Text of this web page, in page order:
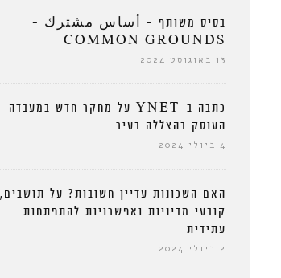
בסיס משותף – أساس مشترك –
COMMON GROUNDS
13 באוגוסט 2024
כתבה ב-YNET על מחקר חדש במעבדה
העוסק בהצללה בעיר
4 ביולי 2024
האם השכונות עדיין חשובות? על תושבים,
קובעי מדיניות ואפשרויות להתפתחות
עתידית
2 ביולי 2024